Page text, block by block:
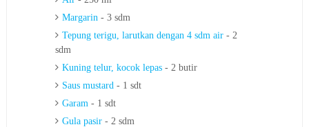
Margarin- 3 sdm
Tepung terigu, larutkan dengan 4 sdm air- 2
sdm
Kuning telur, kocok lepas- 2 butir
Saus mustard- 1 sdt
Garam - 1 sdt
Gula pasir- 2 sdm